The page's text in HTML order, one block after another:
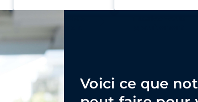
gratuitement
Voici ce que